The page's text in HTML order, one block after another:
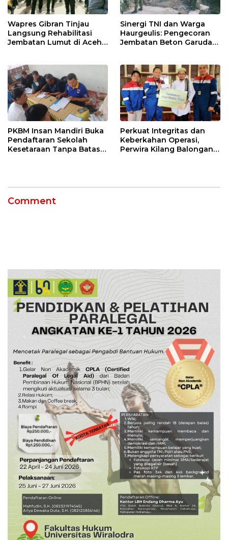
Wapres Gibran Tinjau
Langsung Rehabilitasi
Jembatan Lumut di Aceh
Sinergi TNI dan Warga
Haurgeulis: Pengecoran
Jembatan Beton Garuda
PKBM Insan Mandiri Buka
Pendaftaran Sekolah
Kesetaraan Tanpa Batas
Perkuat Integritas dan
Keberkahan Operasi,
Perwira Kilang Balongan
Comment